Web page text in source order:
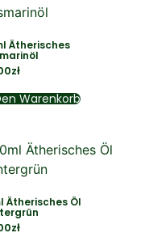
Ätherisches
zł
Warenkorb
Ätherisches Öl
zł